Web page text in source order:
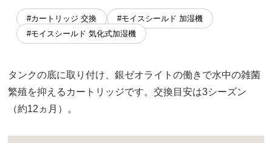
#カートリッジ 交換
#モイスシールド 加湿機
#モイスシールド 気化式加湿機
タンクの底に取り付け、銀ゼオライトの働きで水中の雑菌
繁殖を抑えるカートリッジです。交換目安は3シーズン
（約12ヵ月）。